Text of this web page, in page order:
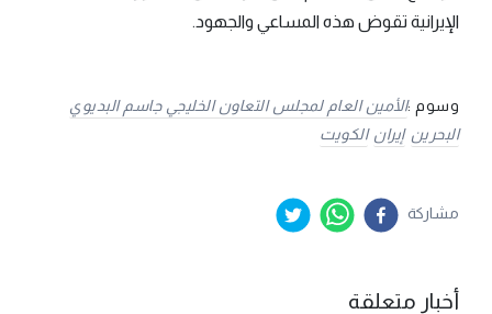
الإيرانية تقوض هذه المساعي والجهود.
وسوم :الأمين العام لمجلس التعاون الخليجي جاسم البديوي
البحرين إيران الكويت
مشاركة
أخبار متعلقة